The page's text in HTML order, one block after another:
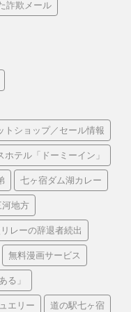
詐欺メール
トショップ／セール情報
ホテル「ドーミーイン」
七ヶ宿ダム湖カレー
河地方
レーの辞退者続出
無料漫画サービス
る」
エリー 道の駅七ヶ宿